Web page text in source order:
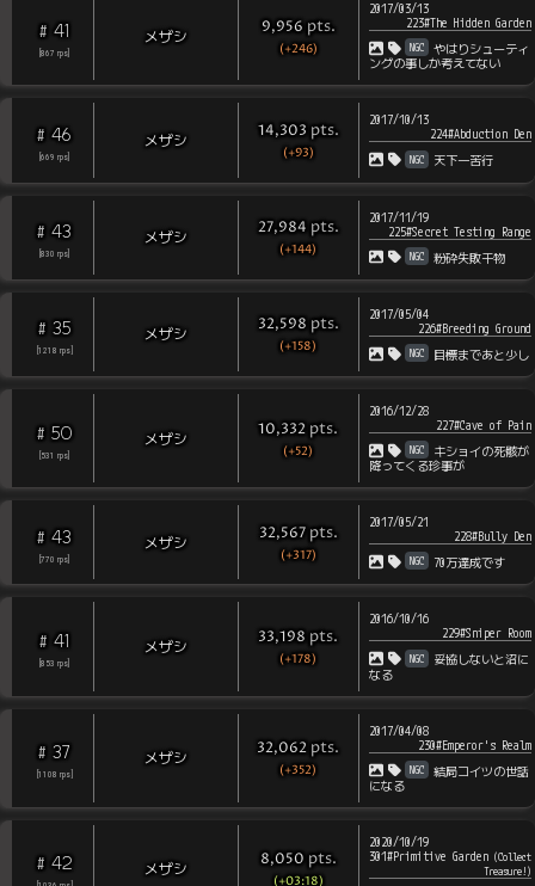
# 41
[867 rps
メザシ 9,956 pts.
(+246)
2017/03/13
223#The Hidden Garden
NGC
やはりシューティ
ングの事しか考えてない
# 46
[669 rps
メザシ 14,303 pts.
(+93)
2017/10/13
224#Abduction Den
NGC 天下一苦行
# 43
[830 rps
メザシ 27,984 pts.
(+144)
2017/11/19
225#Secret Testing Range
NGC 粉砕失敗干物
# 35
1218 rps
メザシ 32,598 pts.
(+158)
2017/05/04
226#Breeding Ground
NGC 目標まであと少し
# 50
531 rps
メザシ 10,332 pts.
(+52)
2016/12/28
227#Cave of Pain
NGC
キショイの死骸が
降ってくる珍事が
# 43
[770 rps
メザシ 32,567 pts.
(+317)
2017/05/21
228#Bully Den
NGC 70万達成です
# 41
[853 rps
メザシ 33,198 pts.
(+178)
2016/10/16
229#Sniper Room
NGC
妥協しないと沼に
なる
# 37
1108 rps
メザシ 32,062 pts.
(+352)
2017/04/08
230#Emperor's Realm
NGC
結局コイツの世話
になる
# 42 メザシ 8,050 pts.
(+03:18)
2020/10/19
301#Primitive Garden(Collect
Treasure!)